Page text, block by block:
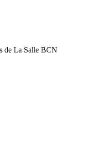
de La Salle BCN